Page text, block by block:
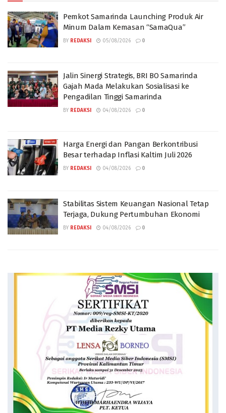
Pemkot Samarinda Launching Produk Air
Minum Dalam Kemasan “SamaQua”
BY REDAKSI 05/08/2026 0
Jalin Sinergi Strategis, BRI BO Samarinda
Gajah Mada Melakukan Sosialisasi ke
Pengadilan Tinggi Samarinda
BY REDAKSI 04/08/2026 0
Harga Energi dan Pangan Berkontribusi
Besar terhadap Inflasi Kaltim Juli 2026
BY REDAKSI 04/08/2026 0
Stabilitas Sistem Keuangan Nasional Tetap
Terjaga, Dukung Pertumbuhan Ekonomi
BY REDAKSI 04/08/2026 0